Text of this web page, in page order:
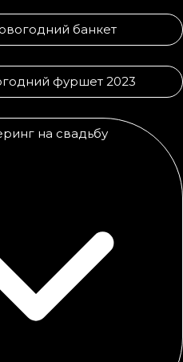
банкет
фуршет 2023
на свадьбу